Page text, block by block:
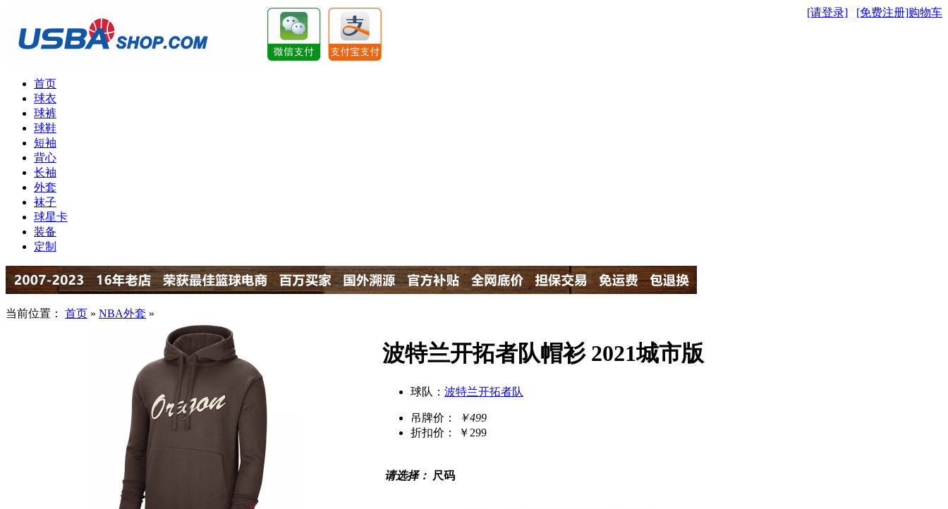
[请登录] [免费注册]购物车
首页
球衣
球裤
球鞋
短袖
背心
长袖
外套
袜子
球星卡
装备
定制
当前位置： 首页 » NBA外套 »
波特兰开拓者队帽衫 2021城市版
球队： 波特兰开拓者队
吊牌价：
￥499
折扣价：
￥299
请选择： 尺码